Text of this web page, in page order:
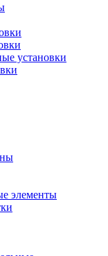
установки
элементы